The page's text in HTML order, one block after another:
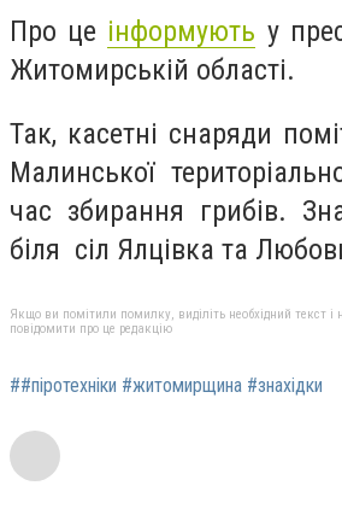
Про це інформують у
Житомирській області.
Так, касетні снаряди
Малинської
час збирання грибів.
біля сіл Ялцівка та
Якщо ви помітили помилку, виділіть необхідний текст і
повідомити про це редакцію
##піротехніки #житомирщина #знахідки